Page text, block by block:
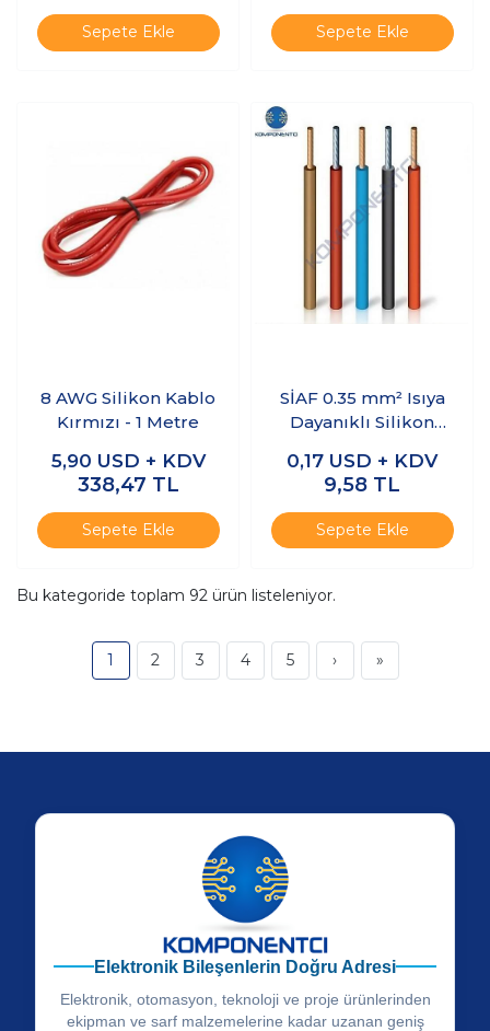
Sepete Ekle Sepete Ekle
8 AWG Silikon Kablo
Kırmızı - 1 Metre
5,90 USD + KDV
338,47 TL
Sepete Ekle
SİAF 0.35 mm² Isıya
Dayanıklı Silikon
Damarlı Kablo 1m
Siyah
0,17 USD + KDV
9,58 TL
Sepete Ekle
Bu kategoride toplam 92 ürün listeleniyor.
1 2 3 4 5 › »
Elektronik Bileşenlerin Doğru Adresi
Elektronik, otomasyon, teknoloji ve proje ürünlerinden
ekipman ve sarf malzemelerine kadar uzanan geniş